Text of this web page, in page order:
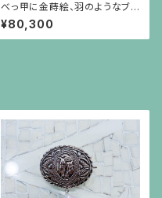
べっ甲に金蒔絵、羽のようなブ
ローチ
¥80,300